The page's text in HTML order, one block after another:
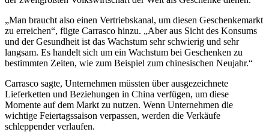
„Man braucht also einen Vertriebskanal, um diesen Geschenkemarkt
zu erreichen“, fügte Carrasco hinzu. „Aber aus Sicht des Konsums
und der Gesundheit ist das Wachstum sehr schwierig und sehr
langsam. Es handelt sich um ein Wachstum bei Geschenken zu
bestimmten Zeiten, wie zum Beispiel zum chinesischen Neujahr.“
Carrasco sagte, Unternehmen müssten über ausgezeichnete
Lieferketten und Beziehungen in China verfügen, um diese
Momente auf dem Markt zu nutzen. Wenn Unternehmen die
wichtige Feiertagssaison verpassen, werden die Verkäufe
schleppender verlaufen.